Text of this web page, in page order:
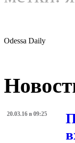
Odessa Daily
20.03.16 в 09:25